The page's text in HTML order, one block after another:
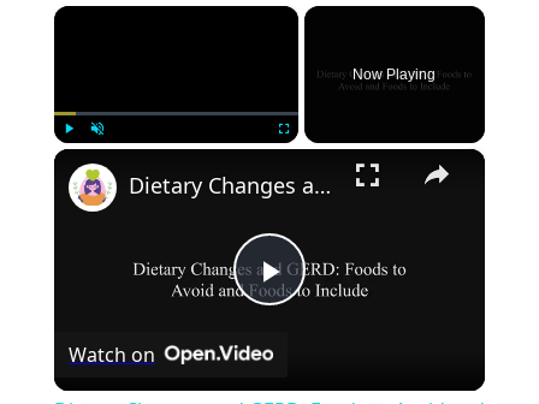
×
Now Playing
×
Play
Dietary Changes and GERD: Foods to Avoid and Foods to Include
Watch on